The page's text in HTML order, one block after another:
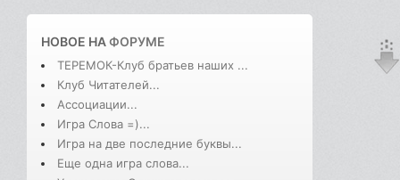
НОВОЕ НАФОРУМЕ
ТЕРЕМОК-Клуб братьев наших ...
Клуб Читателей...
Ассоциации...
Игра Слова =)...
Игра на две последние буквы...
Еще одна игра слова...